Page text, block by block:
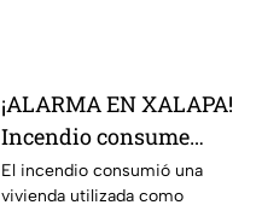
¡ALARMA EN XALAPA!
Incendio consume
vivienda en la colonia
El incendio consumió una
vivienda utilizada como